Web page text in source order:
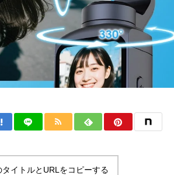
タイトルとURLをコピーする